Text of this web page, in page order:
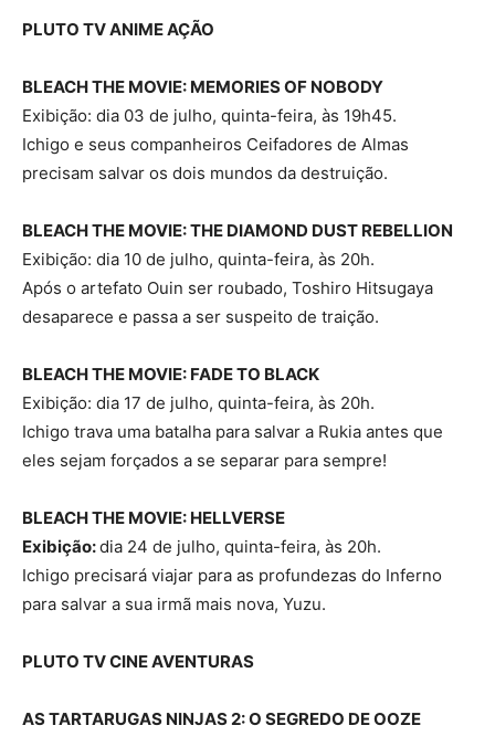
PLUTO TV ANIME AÇÃO
BLEACH THE MOVIE: MEMORIES OF NOBODY
Exibição: dia 03 de julho, quinta-feira, às 19h45.
Ichigo e seus companheiros Ceifadores de Almas
precisam salvar os dois mundos da destruição.
BLEACH THE MOVIE: THE DIAMOND DUST REBELLION
Exibição: dia 10 de julho, quinta-feira, às 20h.
Após o artefato Ouin ser roubado, Toshiro Hitsugaya
desaparece e passa a ser suspeito de traição.
BLEACH THE MOVIE: FADE TO BLACK
Exibição: dia 17 de julho, quinta-feira, às 20h.
Ichigo trava uma batalha para salvar a Rukia antes que
eles sejam forçados a se separar para sempre!
BLEACH THE MOVIE: HELLVERSE
Exibição:dia 24 de julho, quinta-feira, às 20h.
Ichigo precisará viajar para as profundezas do Inferno
para salvar a sua irmã mais nova, Yuzu.
PLUTO TV CINE AVENTURAS
AS TARTARUGAS NINJAS 2: O SEGREDO DE OOZE